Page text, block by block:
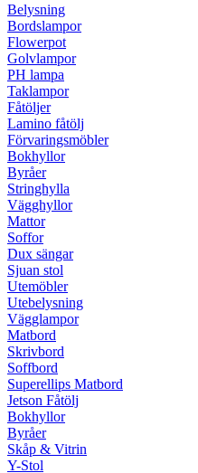
Belysning
Bordslampor
Flowerpot
Golvlampor
PH lampa
Taklampor
Fåtöljer
Lamino fåtölj
Förvaringsmöbler
Bokhyllor
Byråer
Stringhylla
Vägghyllor
Mattor
Soffor
Dux sängar
Sjuan stol
Utemöbler
Utebelysning
Vägglampor
Matbord
Skrivbord
Soffbord
Superellips Matbord
Jetson Fåtölj
Bokhyllor
Byråer
Skåp & Vitrin
Y-Stol